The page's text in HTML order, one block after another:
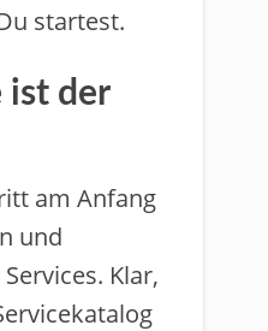
startest.
ist der
am Anfang
und
Klar,